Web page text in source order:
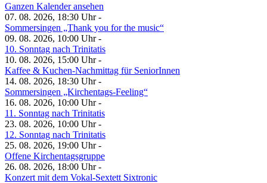
Ganzen Kalender ansehen
07. 08. 2026, 18:30 Uhr -
Sommersingen „Thank you for the music“
09. 08. 2026, 10:00 Uhr -
10. Sonntag nach Trinitatis
10. 08. 2026, 15:00 Uhr -
Kaffee & Kuchen-Nachmittag für SeniorInnen
14. 08. 2026, 18:30 Uhr -
Sommersingen „Kirchentags-Feeling“
16. 08. 2026, 10:00 Uhr -
11. Sonntag nach Trinitatis
23. 08. 2026, 10:00 Uhr -
12. Sonntag nach Trinitatis
25. 08. 2026, 19:00 Uhr -
Offene Kirchentagsgruppe
26. 08. 2026, 18:00 Uhr -
Konzert mit dem Vokal-Sextett Sixtronic